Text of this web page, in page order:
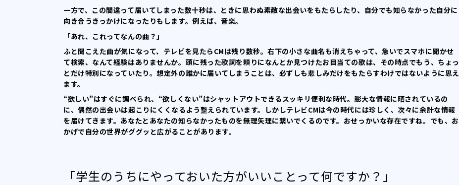
一方で、この間違って届いてしまった数十秒は、ときに思わぬ素敵な出会いをもたらしたり、自分でも知らなかった自分に
向き合うきっかけになったりもします。例えば、音楽。
「あれ、これってなんの曲？」
ふと聞こえた曲が気になって、テレビを見たらCMは残り数秒。右下の小さな曲名も消えちゃって、急いでスマホに聞かせ
て検索、なんて経験はありませんか。頭に残った歌詞を頼りになんとか見つけたお目当ての歌は、その時点でもう、ちょっ
とだけ特別になっていたり。想定外の誰かに届いてしまうことは、必ずしも悲しみだけをもたらすわけではないように思え
ます。
“欲しい”はすぐに調べられ、“欲しくない”はシャットアウトできるスッキリ便利な時代。膨大な情報に晒されているの
に、偶然の出会いは起こりにくくなるよう整えられています。しかしテレビCMは今の時代には珍しく、次々に余計な情報
を届けてきます。あなたとあなたの知らなかったものを無理矢理に繋いでくるのです。おせっかいな存在ですね。でも、お
かげで自分の世界がググッと広がることがあります。
「学生のうちにやっておいた方がいいことって何ですか？」